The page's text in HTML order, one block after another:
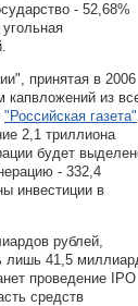
- 52,68%
принятая в 2006
из
"Российская газета"
2,1 триллиона
будет
- 332,4
инвестиции в
рублей,
лишь 41,5
проведение IPO
средств